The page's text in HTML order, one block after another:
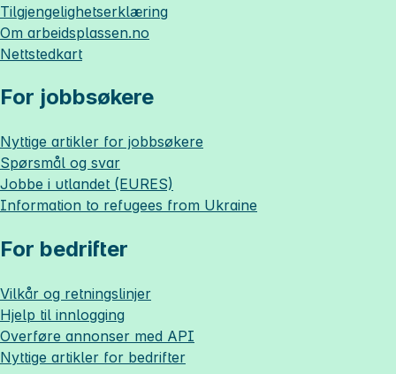
Tilgjengelighetserklæring
Om arbeidsplassen.no
Nettstedkart
For jobbsøkere
Nyttige artikler for jobbsøkere
Spørsmål og svar
Jobbe i utlandet (EURES)
Information to refugees from Ukraine
For bedrifter
Vilkår og retningslinjer
Hjelp til innlogging
Overføre annonser med API
Nyttige artikler for bedrifter